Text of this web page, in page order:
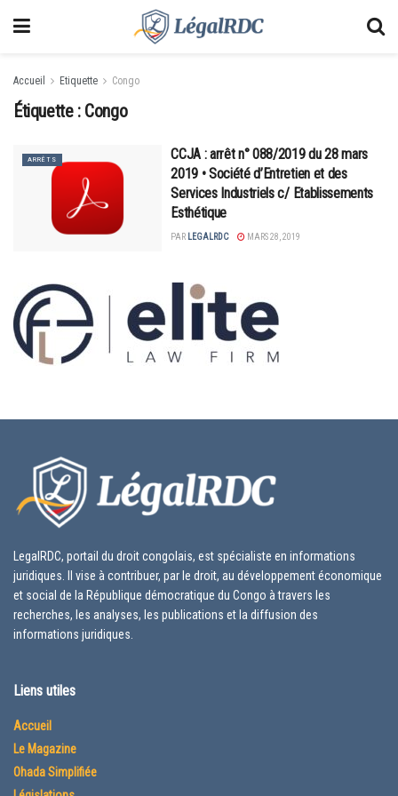
Accueil Etiquette Congo
Étiquette : Congo
ARRÊTS
CCJA : arrêt n° 088/2019 du 28 mars
2019 • Société d’Entretien et des
Services Industriels c/ Etablissements
Esthétique
PAR LEGALRDC MARS 28, 2019
LegalRDC, portail du droit congolais, est spécialiste en informations
juridiques. Il vise à contribuer, par le droit, au développement économique
et social de la République démocratique du Congo à travers les
recherches, les analyses, les publications et la diffusion des
informations juridiques.
Liens utiles
Accueil
Le Magazine
Ohada Simplifiée